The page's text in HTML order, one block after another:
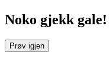
Noko gjekk gale!
Prøv igjen